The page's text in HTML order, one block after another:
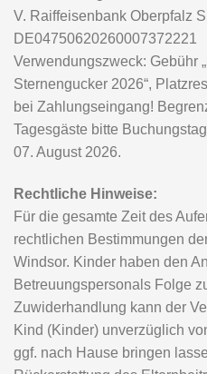
20251. Sommerzeltlager
Sternengucker-Sommercamp
Das diesjährige
Highlight – das bestätigen die
Rückmeldungen von Eltern
großartig!“
voller Abenteuer – und ja,
wie die Wanderung ins
Faszination Weltall
Besonders beeindruckend
Beobachtungen: Unser
Milchstraße und der Blick
sorgten für Staunen. Der
entfernter Sternenhaufen,